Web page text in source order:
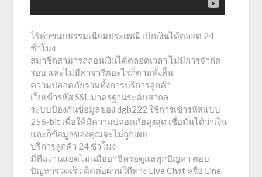
ไร้ค่าขนบธรรมเนียมประเพณี เบิกเงินได้ตลอด 24
ชั่วโมง
สมาชิกสามารถถอนเงินได้ตลอดเวลา ไม่มีการจำกัด
รอบ และไม่มีค่าจารีตอะไรก็ตามทั้งสิ้น
ความปลอดภัยรวมทั้งการบริการลูกค้า
เว็บเข้ารหัส SSL มาตรฐานระดับสากล
ระบบป้องกันข้อมูลของ dgb222 ใช้การเข้ารหัสแบบ
256-bit เพื่อให้มีความปลอดภัยสูงสุด เชื่อมั่นได้ว่าเงิน
และก็ข้อมูลของคุณจะไม่ถูกเผย
บริการลูกค้า 24 ชั่วโมง
มีทีมงานแอดไม่นมืออาชีพรอดูแลทุกปัญหา ตอบ
ปัญหารวดเร็ว ติดต่อผ่านวิถีทาง Live Chat หรือ Line